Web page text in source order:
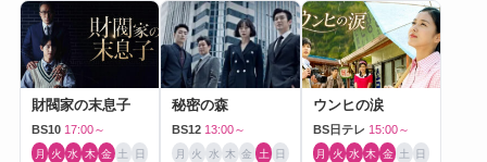
財閥家の末息子
BS10 17:00～
月 火 水 木 金 土 日
秘密の森
BS12 13:00～
月 火 水 木 金 土 日
ウンヒの涙
BS日テレ 15:00～
月 火 水 木 金 土 日